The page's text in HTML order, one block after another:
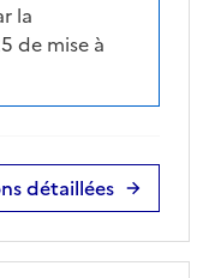
la
de mise à
détaillées